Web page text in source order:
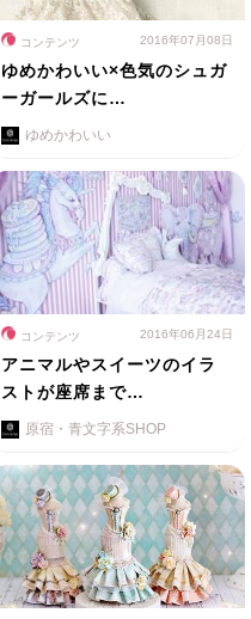
コンテンツ 2016年07月08日
ゆめかわいい×色気のシュガ
ーガールズに…
ゆめかわいい
コンテンツ 2016年06月24日
アニマルやスイーツのイラ
ストが座席まで…
原宿・青文字系SHOP